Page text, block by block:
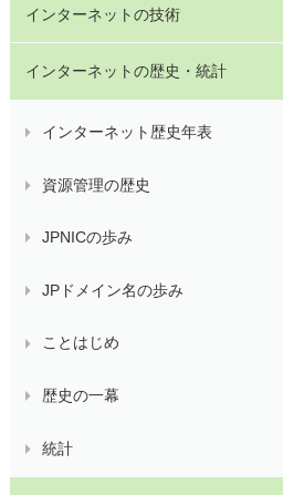
インターネットの技術
インターネットの歴史・統計
インターネット歴史年表
資源管理の歴史
JPNICの歩み
JPドメイン名の歩み
ことはじめ
歴史の一幕
統計